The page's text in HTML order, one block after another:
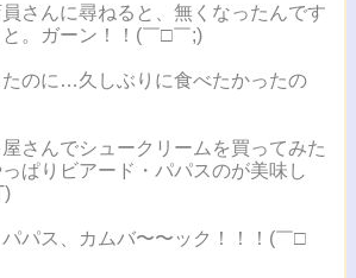
さんに尋ねると、無くなったんです
。ガーン！！(￣□￣;)
たのに…久しぶりに食べたかったの
さんでシュークリームを買ってみた
ぱりビアード・パパスのが美味し
パパス、カムバ〜〜ック！！！(￣□